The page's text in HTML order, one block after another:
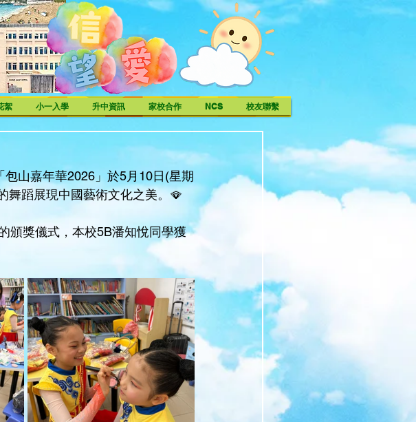
絮 小一入學 升中資訊 家校合作 NCS 校友聯繫
包山嘉年華2026」於5月10日(星期
舞蹈展現中國藝術文化之美。🪭
頒獎儀式，本校5B潘知悅同學獲